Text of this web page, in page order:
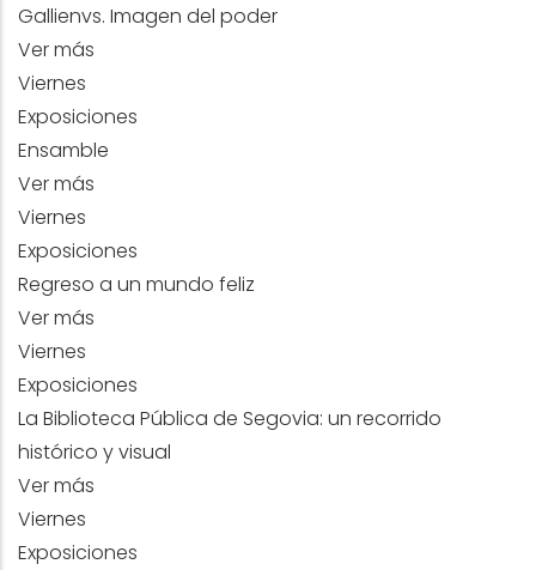
Gallienvs. Imagen del poder
Ver más
Viernes
Exposiciones
Ensamble
Ver más
Viernes
Exposiciones
Regreso a un mundo feliz
Ver más
Viernes
Exposiciones
La Biblioteca Pública de Segovia: un recorrido
histórico y visual
Ver más
Viernes
Exposiciones